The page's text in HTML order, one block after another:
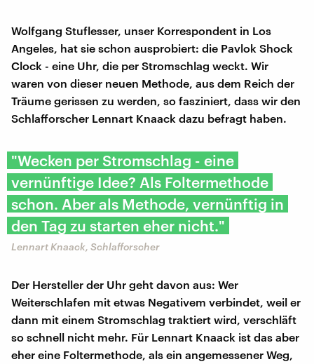
Wolfgang Stuflesser, unser Korrespondent in Los
Angeles, hat sie schon ausprobiert: die Pavlok Shock
Clock - eine Uhr, die per Stromschlag weckt. Wir
waren von dieser neuen Methode, aus dem Reich der
Träume gerissen zu werden, so fasziniert, dass wir den
Schlafforscher Lennart Knaack dazu befragt haben.
"Wecken per Stromschlag - eine
vernünftige Idee? Als Foltermethode
schon. Aber als Methode, vernünftig in
den Tag zu starten eher nicht."
Lennart Knaack, Schlafforscher
Der Hersteller der Uhr geht davon aus: Wer
Weiterschlafen mit etwas Negativem verbindet, weil er
dann mit einem Stromschlag traktiert wird, verschläft
so schnell nicht mehr. Für Lennart Knaack ist das aber
eher eine Foltermethode, als ein angemessener Weg,